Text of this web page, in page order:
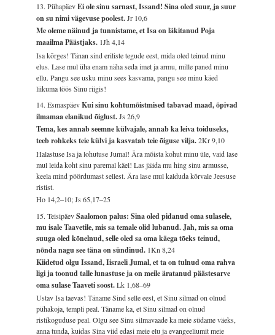
13. PühapäevEi ole sinu sarnast, Issand! Sina oled suur, ja suur
on su nimi vägevuse poolest.Jr 10,6
Me oleme näinud ja tunnistame, et Isa on läkitanud Poja
maailma Päästjaks. 1Jh 4,14
Isa kõrges! Tänan sind eriliste tegude eest, mida oled teinud minu
elus. Lase mul üha enam näha seda imet ja armu, mille paned minu
ellu. Pangu see usku minu sees kasvama, pangu see minu käed
liikuma töös Sinu riigis!
14. EsmaspäevKui sinu kohtumõistmised tabavad maad, õpivad
ilmamaa elanikud õiglust.Js 26,9
Tema, kes annab seemne külvajale, annab ka leiva toiduseks,
teeb rohkeks teie külvi ja kasvatab teie õiguse vilja.2Kr 9,10
Halastuse Isa ja lohutuse Jumal! Ära mõista kohut minu üle, vaid lase
mul leida koht sinu paremal käel! Las jääda mu hing sinu armusse,
keela mind pöördumast sellest. Ära lase mul kalduda kõrvale Jeesuse
ristist.
Ho 14,2–10; Js 65,17–25
15. TeisipäevSaalomon palus: Sina oled pidanud oma sulasele,
mu isale Taavetile, mis sa temale olid lubanud. Jah, mis sa oma
suuga oled kõnelnud, selle oled sa oma käega tõeks teinud,
nõnda nagu see täna on sündinud. 1Kn 8,24
Kiidetud olgu Issand, Iisraeli Jumal, et ta on tulnud oma rahva
ligi ja toonud talle lunastuse ja on meile äratanud päästesarve
oma sulase Taaveti soost.Lk 1,68–69
Ustav Isa taevas! Täname Sind selle eest, et Sinu silmad on olnud
pühakoja, templi peal. Täname ka, et Sinu silmad on olnud
ristikoguduse peal. Olgu see Sinu silmavaade ka meie südame väeks,
anna tunda, kuidas Sina viid edasi meie elu ja evangeeliumit meie